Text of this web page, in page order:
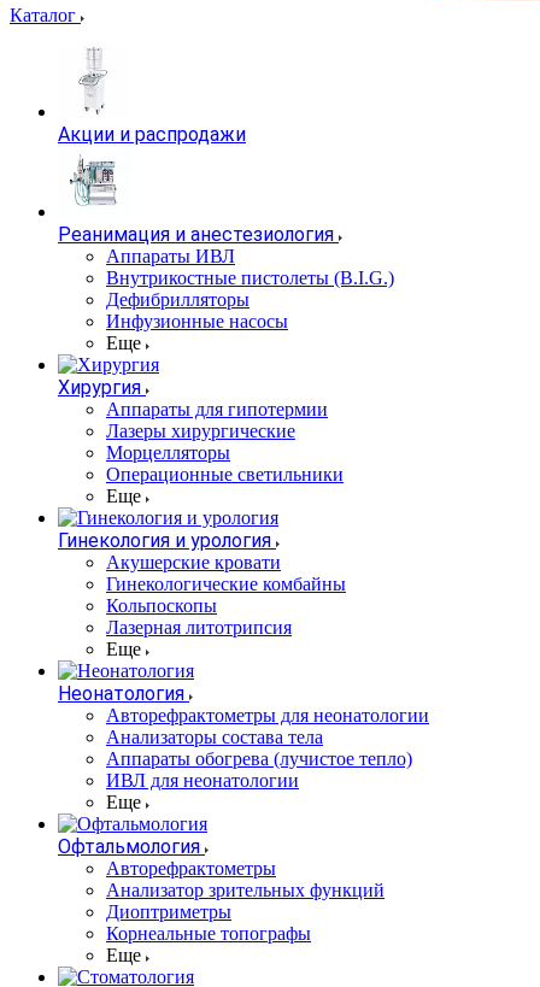
Каталог
Акции и распродажи
Реанимация и анестезиология
Аппараты ИВЛ
Внутрикостные пистолеты (B.I.G.)
Дефибрилляторы
Инфузионные насосы
Еще
Хирургия
Аппараты для гипотермии
Лазеры хирургические
Морцелляторы
Операционные светильники
Еще
Гинекология и урология
Акушерские кровати
Гинекологические комбайны
Кольпоскопы
Лазерная литотрипсия
Еще
Неонатология
Авторефрактометры для неонатологии
Анализаторы состава тела
Аппараты обогрева (лучистое тепло)
ИВЛ для неонатологии
Еще
Офтальмология
Авторефрактометры
Анализатор зрительных функций
Диоптриметры
Корнеальные топографы
Еще